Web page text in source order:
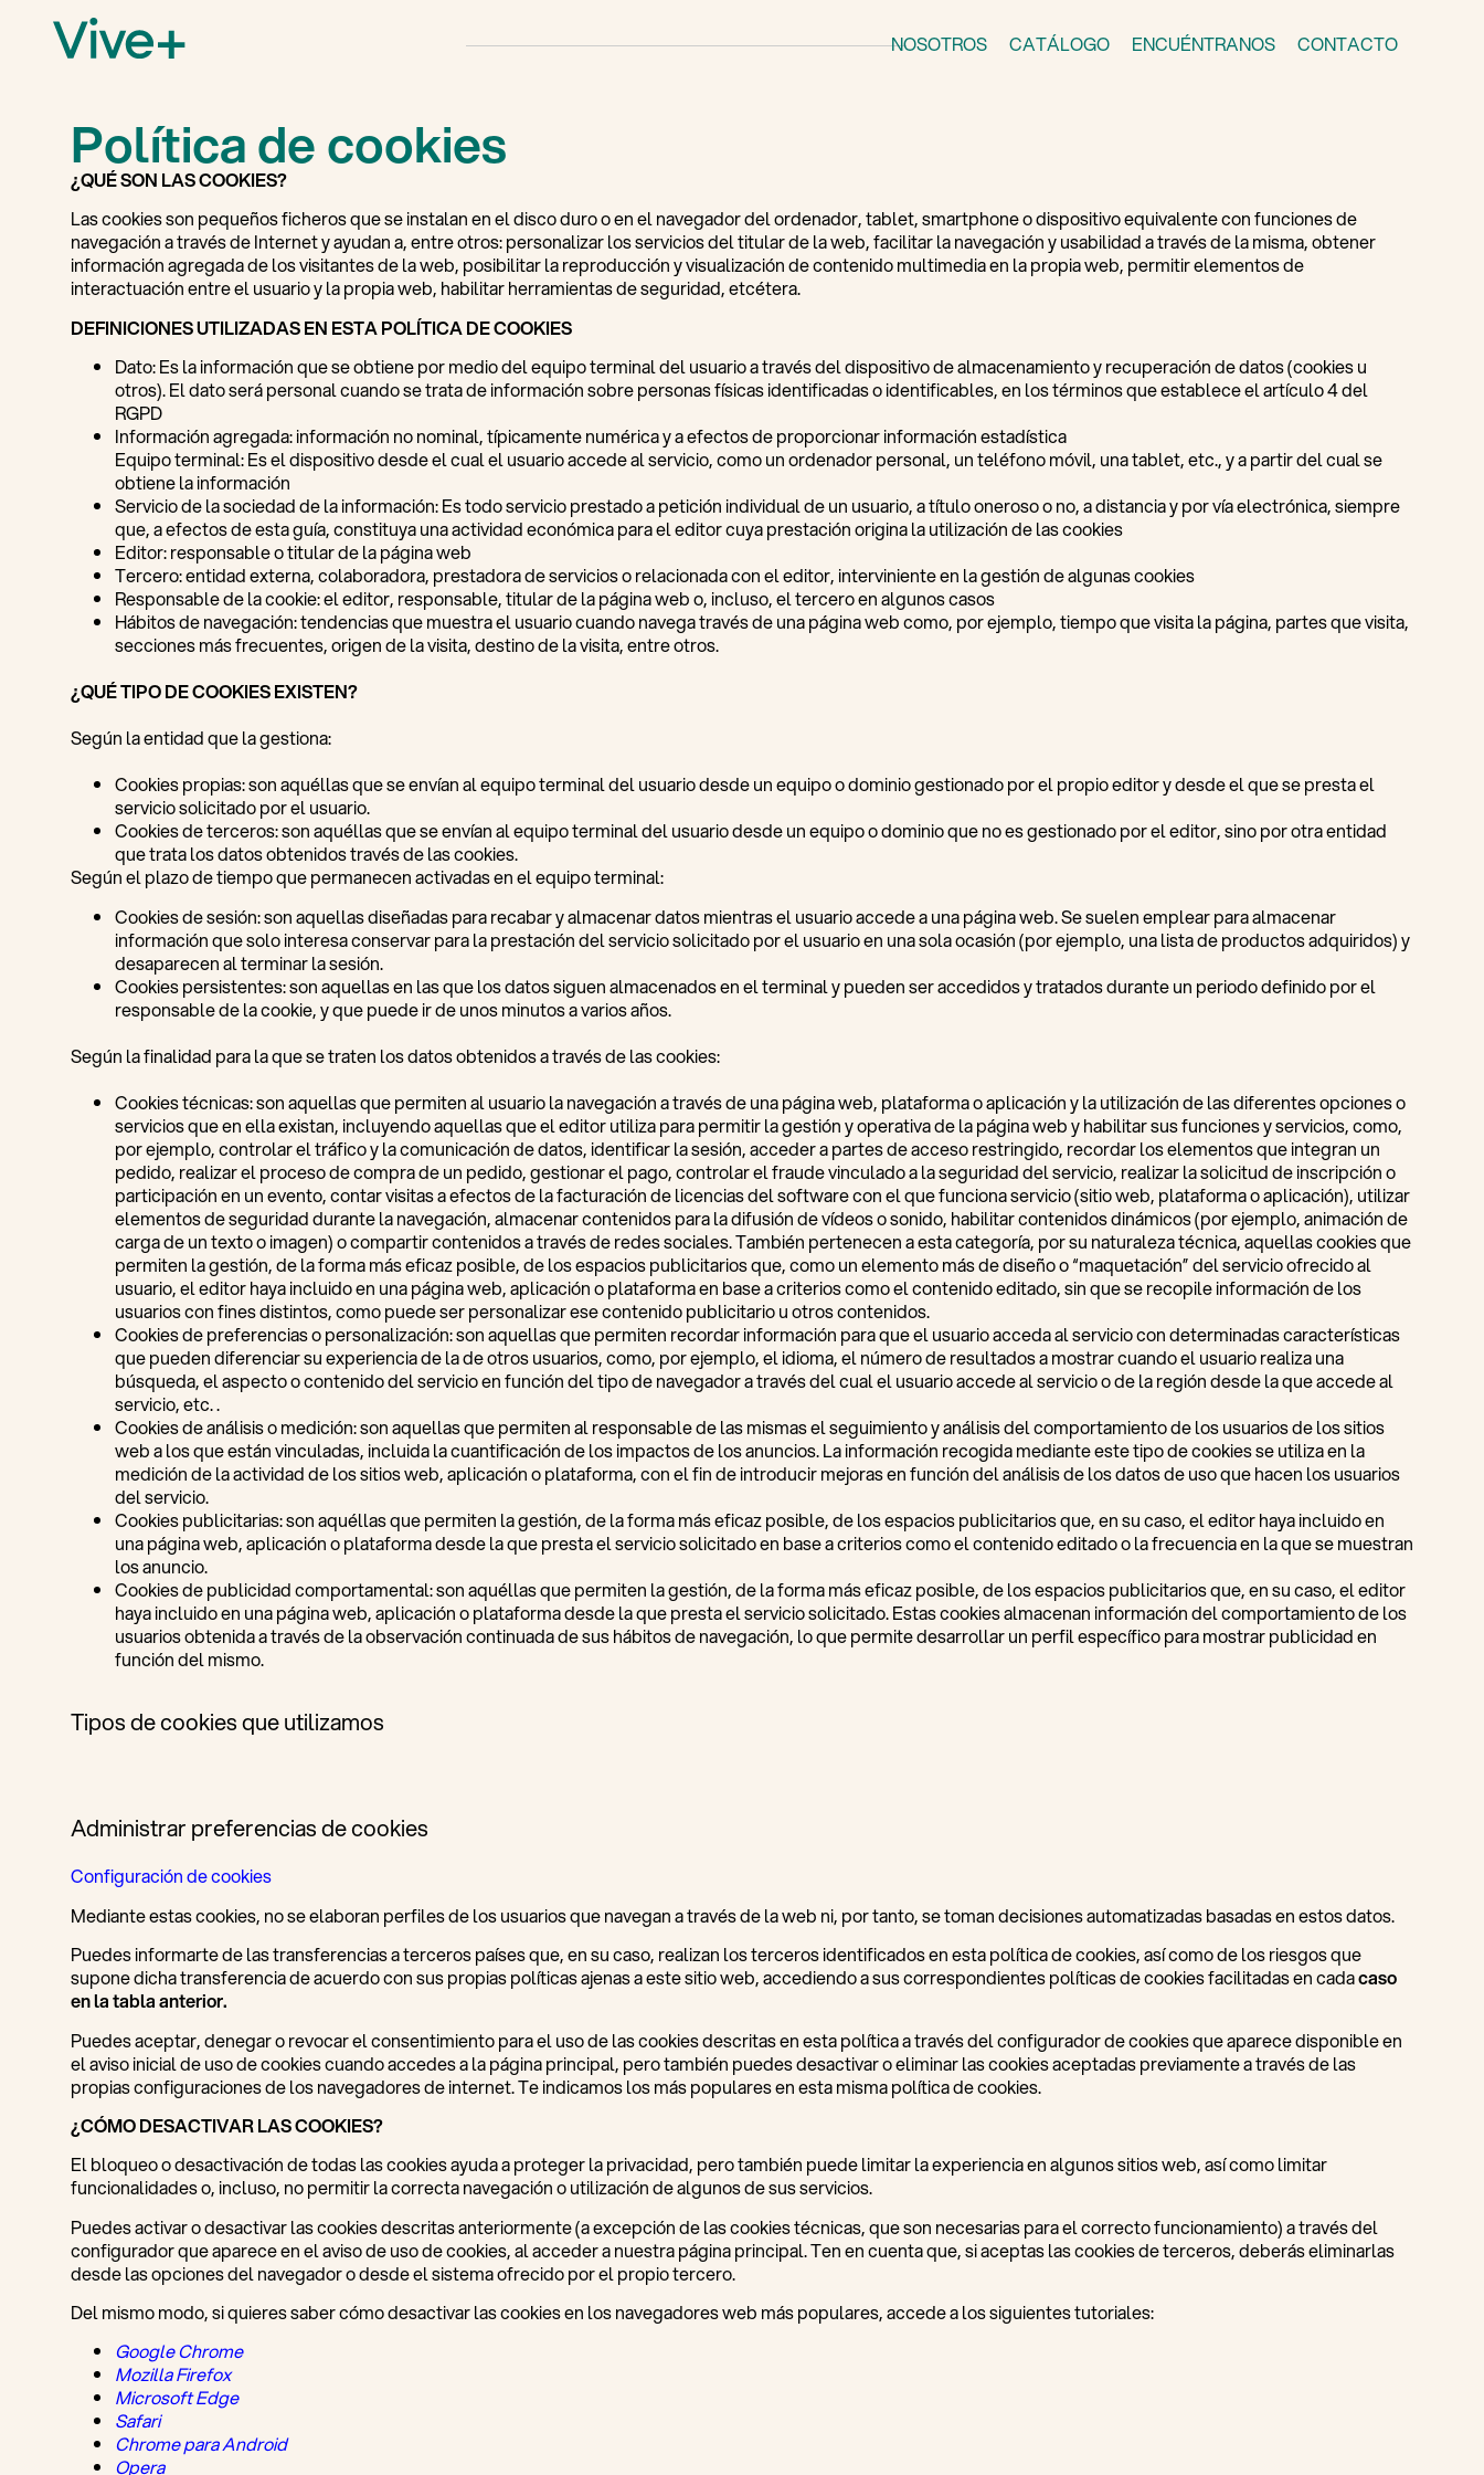
NOSOTROS CATÁLOGO ENCUÉNTRANOS CONTACTO
Política de cookies
¿QUÉ SON LAS COOKIES?
Las cookies son pequeños ficheros que se instalan en el disco duro o en el navegador del ordenador, tablet, smartphone o dispositivo equivalente con funciones de
navegación a través de Internet y ayudan a, entre otros: personalizar los servicios del titular de la web, facilitar la navegación y usabilidad a través de la misma, obtener
información agregada de los visitantes de la web, posibilitar la reproducción y visualización de contenido multimedia en la propia web, permitir elementos de
interactuación entre el usuario y la propia web, habilitar herramientas de seguridad, etcétera.
DEFINICIONES UTILIZADAS EN ESTA POLÍTICA DE COOKIES
Dato: Es la información que se obtiene por medio del equipo terminal del usuario a través del dispositivo de almacenamiento y recuperación de datos (cookies u
otros). El dato será personal cuando se trata de información sobre personas físicas identificadas o identificables, en los términos que establece el artículo 4 del
RGPD
Información agregada: información no nominal, típicamente numérica y a efectos de proporcionar información estadística
Equipo terminal: Es el dispositivo desde el cual el usuario accede al servicio, como un ordenador personal, un teléfono móvil, una tablet, etc., y a partir del cual se
obtiene la información
Servicio de la sociedad de la información: Es todo servicio prestado a petición individual de un usuario, a título oneroso o no, a distancia y por vía electrónica, siempre
que, a efectos de esta guía, constituya una actividad económica para el editor cuya prestación origina la utilización de las cookies
Editor: responsable o titular de la página web
Tercero: entidad externa, colaboradora, prestadora de servicios o relacionada con el editor, interviniente en la gestión de algunas cookies
Responsable de la cookie: el editor, responsable, titular de la página web o, incluso, el tercero en algunos casos
Hábitos de navegación: tendencias que muestra el usuario cuando navega través de una página web como, por ejemplo, tiempo que visita la página, partes que visita,
secciones más frecuentes, origen de la visita, destino de la visita, entre otros.
¿QUÉ TIPO DE COOKIES EXISTEN?
Según la entidad que la gestiona:
Cookies propias: son aquéllas que se envían al equipo terminal del usuario desde un equipo o dominio gestionado por el propio editor y desde el que se presta el
servicio solicitado por el usuario.
Cookies de terceros: son aquéllas que se envían al equipo terminal del usuario desde un equipo o dominio que no es gestionado por el editor, sino por otra entidad
que trata los datos obtenidos través de las cookies.
Según el plazo de tiempo que permanecen activadas en el equipo terminal:
Cookies de sesión: son aquellas diseñadas para recabar y almacenar datos mientras el usuario accede a una página web. Se suelen emplear para almacenar
información que solo interesa conservar para la prestación del servicio solicitado por el usuario en una sola ocasión (por ejemplo, una lista de productos adquiridos) y
desaparecen al terminar la sesión.
Cookies persistentes: son aquellas en las que los datos siguen almacenados en el terminal y pueden ser accedidos y tratados durante un periodo definido por el
responsable de la cookie, y que puede ir de unos minutos a varios años.
Según la finalidad para la que se traten los datos obtenidos a través de las cookies:
Cookies técnicas: son aquellas que permiten al usuario la navegación a través de una página web, plataforma o aplicación y la utilización de las diferentes opciones o
servicios que en ella existan, incluyendo aquellas que el editor utiliza para permitir la gestión y operativa de la página web y habilitar sus funciones y servicios, como,
por ejemplo, controlar el tráfico y la comunicación de datos, identificar la sesión, acceder a partes de acceso restringido, recordar los elementos que integran un
pedido, realizar el proceso de compra de un pedido, gestionar el pago, controlar el fraude vinculado a la seguridad del servicio, realizar la solicitud de inscripción o
participación en un evento, contar visitas a efectos de la facturación de licencias del software con el que funciona servicio (sitio web, plataforma o aplicación), utilizar
elementos de seguridad durante la navegación, almacenar contenidos para la difusión de vídeos o sonido, habilitar contenidos dinámicos (por ejemplo, animación de
carga de un texto o imagen) o compartir contenidos a través de redes sociales. También pertenecen a esta categoría, por su naturaleza técnica, aquellas cookies que
permiten la gestión, de la forma más eficaz posible, de los espacios publicitarios que, como un elemento más de diseño o “maquetación” del servicio ofrecido al
usuario, el editor haya incluido en una página web, aplicación o plataforma en base a criterios como el contenido editado, sin que se recopile información de los
usuarios con fines distintos, como puede ser personalizar ese contenido publicitario u otros contenidos.
Cookies de preferencias o personalización: son aquellas que permiten recordar información para que el usuario acceda al servicio con determinadas características
que pueden diferenciar su experiencia de la de otros usuarios, como, por ejemplo, el idioma, el número de resultados a mostrar cuando el usuario realiza una
búsqueda, el aspecto o contenido del servicio en función del tipo de navegador a través del cual el usuario accede al servicio o de la región desde la que accede al
servicio, etc. .
Cookies de análisis o medición: son aquellas que permiten al responsable de las mismas el seguimiento y análisis del comportamiento de los usuarios de los sitios
web a los que están vinculadas, incluida la cuantificación de los impactos de los anuncios. La información recogida mediante este tipo de cookies se utiliza en la
medición de la actividad de los sitios web, aplicación o plataforma, con el fin de introducir mejoras en función del análisis de los datos de uso que hacen los usuarios
del servicio.
Cookies publicitarias: son aquéllas que permiten la gestión, de la forma más eficaz posible, de los espacios publicitarios que, en su caso, el editor haya incluido en
una página web, aplicación o plataforma desde la que presta el servicio solicitado en base a criterios como el contenido editado o la frecuencia en la que se muestran
los anuncio.
Cookies de publicidad comportamental: son aquéllas que permiten la gestión, de la forma más eficaz posible, de los espacios publicitarios que, en su caso, el editor
haya incluido en una página web, aplicación o plataforma desde la que presta el servicio solicitado. Estas cookies almacenan información del comportamiento de los
usuarios obtenida a través de la observación continuada de sus hábitos de navegación, lo que permite desarrollar un perfil específico para mostrar publicidad en
función del mismo.
Tipos de cookies que utilizamos
Administrar preferencias de cookies
Configuración de cookies
Mediante estas cookies, no se elaboran perfiles de los usuarios que navegan a través de la web ni, por tanto, se toman decisiones automatizadas basadas en estos datos.
Puedes informarte de las transferencias a terceros países que, en su caso, realizan los terceros identificados en esta política de cookies, así como de los riesgos que
supone dicha transferencia de acuerdo con sus propias políticas ajenas a este sitio web, accediendo a sus correspondientes políticas de cookies facilitadas en cadacaso
en la tabla anterior.
Puedes aceptar, denegar o revocar el consentimiento para el uso de las cookies descritas en esta política a través del configurador de cookies que aparece disponible en
el aviso inicial de uso de cookies cuando accedes a la página principal, pero también puedes desactivar o eliminar las cookies aceptadas previamente a través de las
propias configuraciones de los navegadores de internet. Te indicamos los más populares en esta misma política de cookies.
¿CÓMO DESACTIVAR LAS COOKIES?
El bloqueo o desactivación de todas las cookies ayuda a proteger la privacidad, pero también puede limitar la experiencia en algunos sitios web, así como limitar
funcionalidades o, incluso, no permitir la correcta navegación o utilización de algunos de sus servicios.
Puedes activar o desactivar las cookies descritas anteriormente (a excepción de las cookies técnicas, que son necesarias para el correcto funcionamiento) a través del
configurador que aparece en el aviso de uso de cookies, al acceder a nuestra página principal. Ten en cuenta que, si aceptas las cookies de terceros, deberás eliminarlas
desde las opciones del navegador o desde el sistema ofrecido por el propio tercero.
Del mismo modo, si quieres saber cómo desactivar las cookies en los navegadores web más populares, accede a los siguientes tutoriales:
Google Chrome
Mozilla Firefox
MicrosoftEdge
Safari
Chrome para Android
Opera